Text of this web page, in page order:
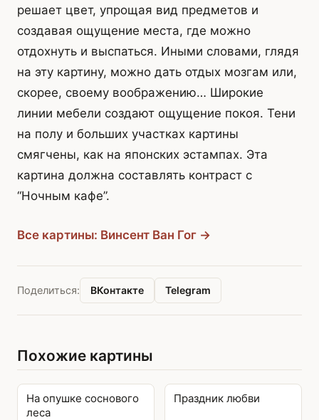
решает цвет, упрощая вид предметов и
создавая ощущение места, где можно
отдохнуть и выспаться. Иными словами, глядя
на эту картину, можно дать отдых мозгам или,
скорее, своему воображению… Широкие
линии мебели создают ощущение покоя. Тени
на полу и больших участках картины
смягчены, как на японских эстампах. Эта
картина должна составлять контраст с
“Ночным кафе”.
Все картины: Винсент Ван Гог →
Поделиться: ВКонтакте Telegram
Похожие картины
На опушке соснового
леса
Праздник любви